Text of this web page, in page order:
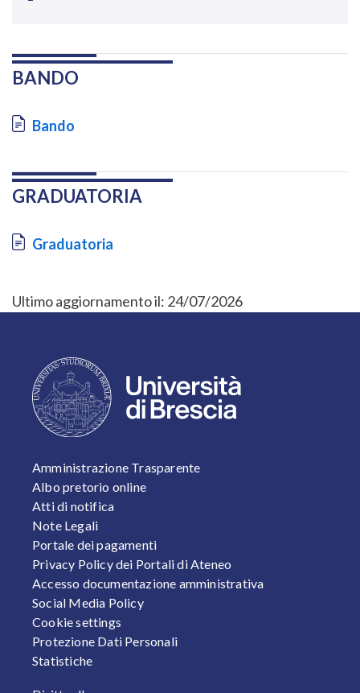
BANDO
Document
Bando
GRADUATORIA
Document
Graduatoria
Ultimo aggiornamento il: 24/07/2026
FOOTER 1
Amministrazione Trasparente
Albo pretorio online
Atti di notifica
Note Legali
Portale dei pagamenti
Privacy Policy dei Portali di Ateneo
Accesso documentazione amministrativa
Social Media Policy
Cookie settings
Protezione Dati Personali
Statistiche